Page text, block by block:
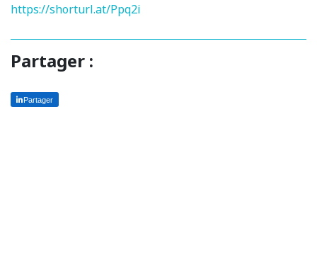
https://shorturl.at/Ppq2i
Partager :
Partager